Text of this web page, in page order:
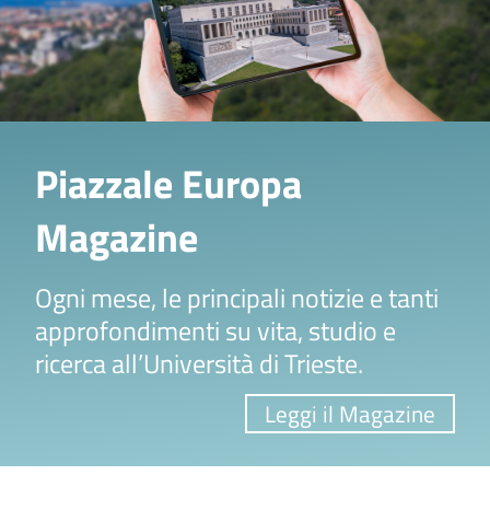
Piazzale Europa
Magazine
Ogni mese, le principali notizie e tanti
approfondimenti su vita, studio e
ricerca all’Università di Trieste.
Leggi il Magazine